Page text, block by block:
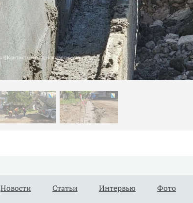
Новости Статьи Интервью Фото